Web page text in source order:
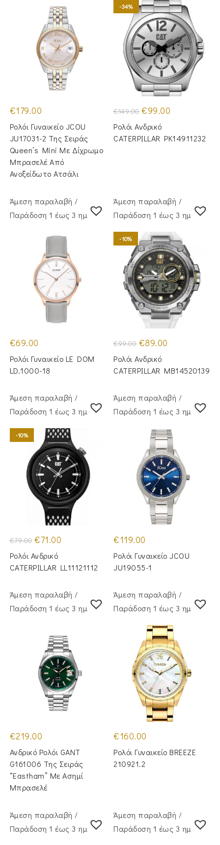
€179.00
Ρολόι Γυναικείο JCOU
JU17031-2 Της Σειράς
Queen’s Mini Με Δίχρωμο
Μπρασελέ Από
Ανοξείδωτο Ατσάλι
-34%
€149.00 Original
price
was:
€149.00.
€99.00
€99.00.
Ρολόι Ανδρικό
CATERPILLAR PK14911232
Άμεση παραλαβή /
Παράδoση 1 έως 3 ημέρες
€69.00
Ρολόι Γυναικείο LE DOM
LD.1000-18
Άμεση παραλαβή /
Παράδoση 1 έως 3 ημέρες
-10%
€99.00 Original
price
was:
€99.00.
€89.00
€89.00.
Ρολόι Ανδρικό
CATERPILLAR MB14520139
Άμεση παραλαβή /
Παράδoση 1 έως 3 ημέρες
-10%
€79.00 Original
price
was:
€79.00.
€71.00
€71.00.
Ρολόι Ανδρικό
CATERPILLAR LL11121112
Άμεση παραλαβή /
Παράδoση 1 έως 3 ημέρες
€119.00
Ρολόι Γυναικείο JCOU
JU19055-1
Άμεση παραλαβή /
Παράδoση 1 έως 3 ημέρες
€219.00
Ανδρικό Ρολόι GANT
G161006 Της Σειράς
“Eastham” Με Ασημί
Μπρασελέ
Άμεση παραλαβή /
Παράδoση 1 έως 3 ημέρες
€160.00
Ρολόι Γυναικείο BREEZE
210921.2
Άμεση παραλαβή /
Παράδoση 1 έως 3 ημέρες
Άμεση παραλαβή /
Παράδoση 1 έως 3 ημέρες